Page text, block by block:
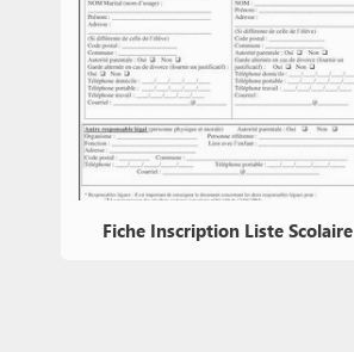
Fiche Inscription Liste Scolaire